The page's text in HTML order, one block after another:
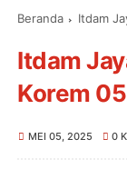
Beranda Itdam
Itdam
Korem
MEI 05, 2025 0